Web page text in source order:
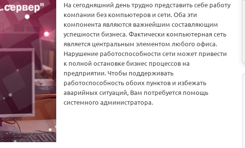
На сегодняшний день трудно представить себе работу
компании без компьютеров и сети. Оба эти
компонента являются важнейшим составляющим
успешности бизнеса. Фактически компьютерная сеть
является центральным элементом любого офиса.
Нарушение работоспособности сети может привести
к полной остановке бизнес процессов на
предприятии. Чтобы поддерживать
работоспособность обоих пунктов и избежать
аварийных ситуаций, Вам потребуется помощь
системного администратора.